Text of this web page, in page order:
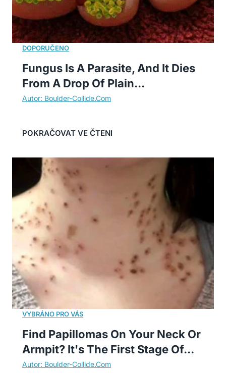
Fungus Is A Parasite, And It Dies
From A Drop Of Plain...
Find Papillomas On Your Neck Or
Armpit? It's The First Stage Of...